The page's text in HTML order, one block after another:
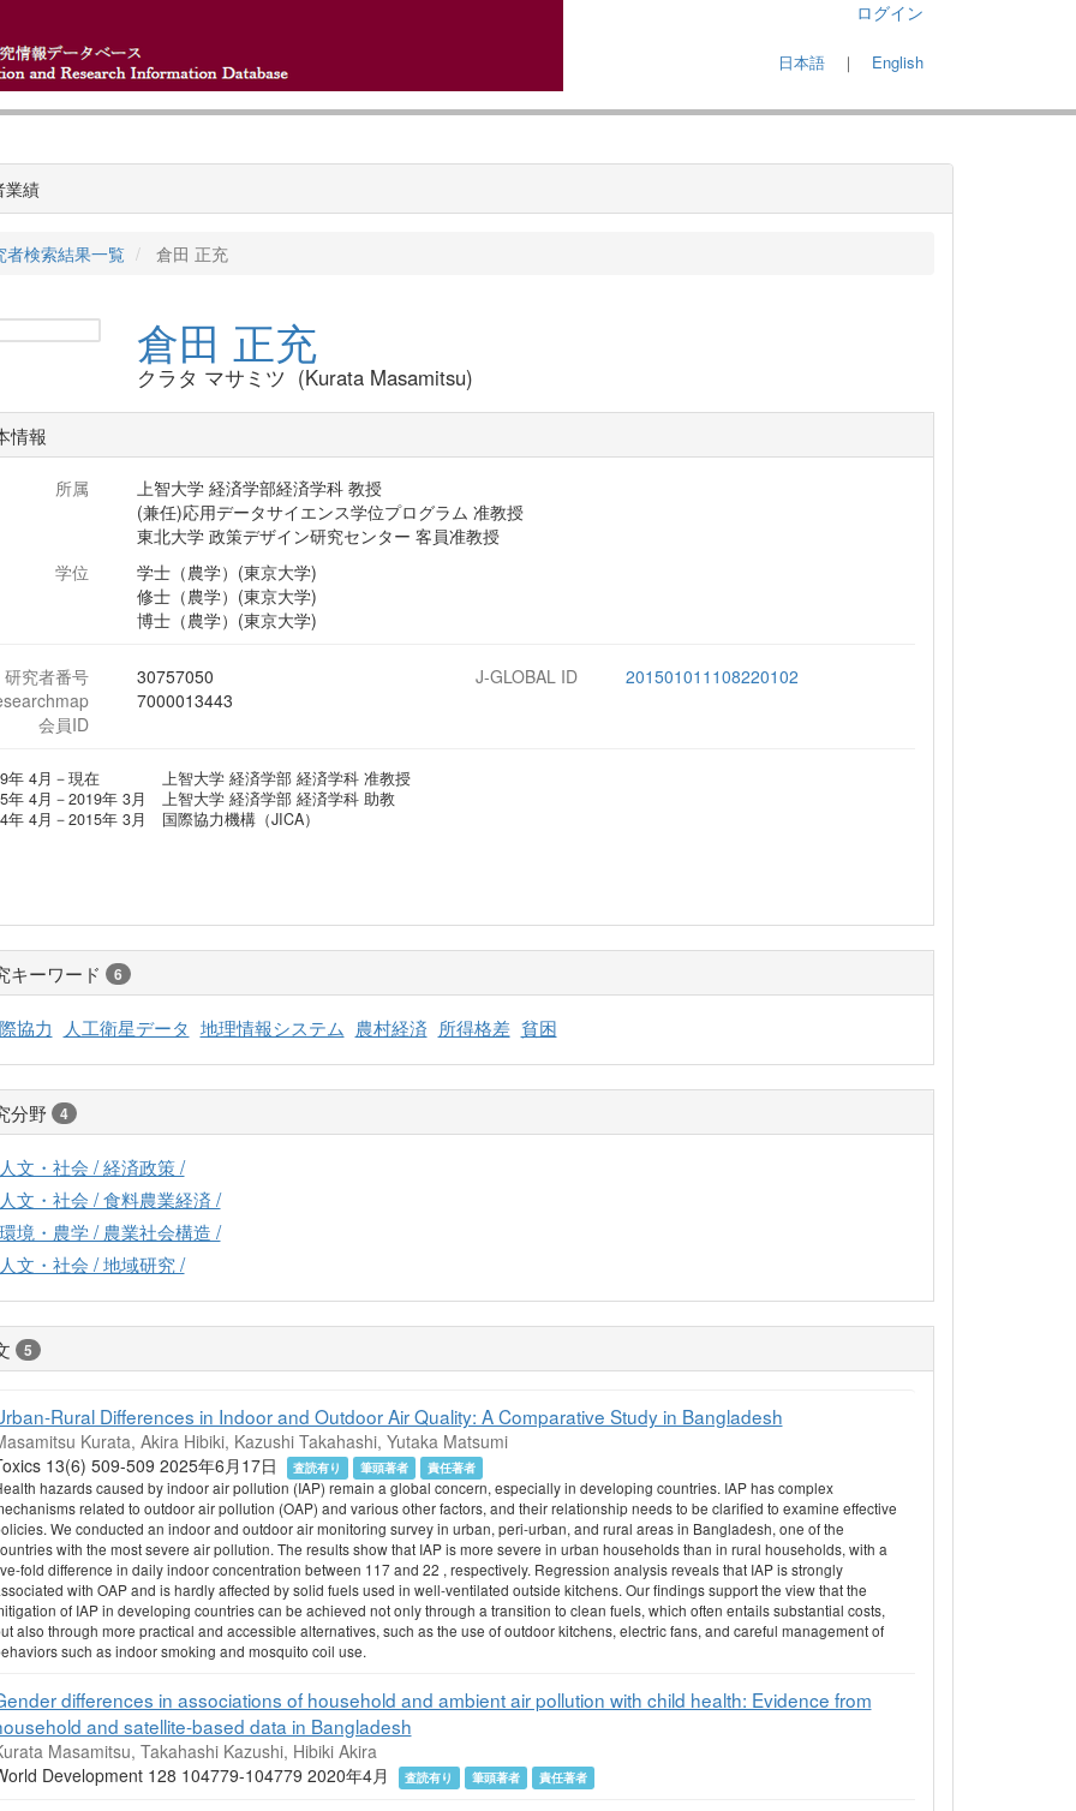
ログイン
日本語 ｜ English
業績
者検索結果一覧 倉田 正充
倉田 正充
クラタ マサミツ (Kurata Masamitsu)
情報
所属
上智大学 経済学部経済学科 教授
(兼任)応用データサイエンス学位プログラム 准教授
東北大学 政策デザイン研究センター 客員准教授
学位
学士（農学）(東京大学)
修士（農学）(東京大学)
博士（農学）(東京大学)
研究者番号 30757050 J-GLOBAL ID
201501011108220102
会員ID
7000013443
年 4月－現在 上智大学 経済学部 経済学科 准教授
年 4月－2019年 3月 上智大学 経済学部 経済学科 助教
年 4月－2015年 3月 国際協力機構（JICA）
キーワード 6
協力 人工衛星データ 地理情報システム 農村経済 所得格差 貧困
分野 4
文・社会 / 経済政策 /
文・社会 / 食料農業経済 /
境・農学 / 農業社会構造 /
文・社会 / 地域研究 /
5
Rural Differences in Indoor and Outdoor Air Quality: A Comparative Study in Bangladesh
Kurata, Akira Hibiki, Kazushi Takahashi, Yutaka Matsumi
13(6) 509-509 2025年6月17日
査読有り 筆頭著者 責任著者
hazards caused by indoor air pollution (IAP) remain a global concern, especially in developing countries. IAP has complex
related to outdoor air pollution (OAP) and various other factors, and their relationship needs to be clarified to examine effective
We conducted an indoor and outdoor air monitoring survey in urban, peri-urban, and rural areas in Bangladesh, one of the
with the most severe air pollution. The results show that IAP is more severe in urban households than in rural households, with a
fold difference in daily indoor concentration between 117 and 22 , respectively. Regression analysis reveals that IAP is strongly
with OAP and is hardly affected by solid fuels used in well-ventilated outside kitchens. Our findings support the view that the
of IAP in developing countries can be achieved not only through a transition to clean fuels, which often entails substantial costs,
also through more practical and accessible alternatives, such as the use of outdoor kitchens, electric fans, and careful management of
such as indoor smoking and mosquito coil use.
differences in associations of household and ambient air pollution with child health: Evidence from
and satellite-based data in Bangladesh
Masamitsu, Takahashi Kazushi, Hibiki Akira
Development 128 104779-104779 2020年4月
査読有り 筆頭著者 責任著者